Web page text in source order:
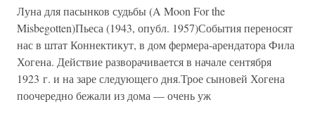
Луна для пасынков судьбы (A Moon For the
Misbegotten)Пьеса (1943, опубл. 1957)События переносят
нас в штат Коннектикут, в дом фермера-арендатоpa Фила
Хогена. Действие разворачивается в начале сентября
1923 г. и на заре следующего дня.Трое сыновей Хогена
поочередно бежали из дома — очень уж